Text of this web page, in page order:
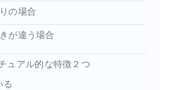
の場合
が違う場合
ュアル的な特徴２つ
る